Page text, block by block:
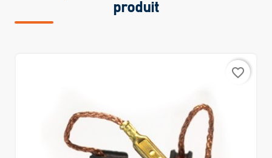
produit
favorite_border